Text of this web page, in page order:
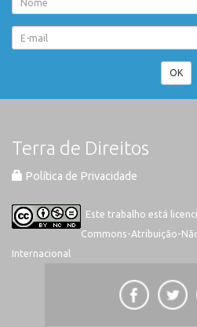
OK
Terra de Direitos
Política de Privacidade
Este trabalho está
Commons-Atribuição-
Internacional